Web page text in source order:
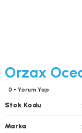
Orzax
0 - Yorum Yap
Stok Kodu
Marka